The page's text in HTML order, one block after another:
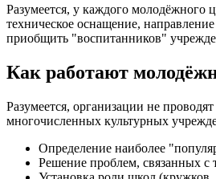
Разумеется, у каждого молодёжного
техническое оснащение,
приобщить "воспитанников"
Как работают
Разумеется, организации не
многочисленных культурных
Определение наиболее
Решение проблем, связанных с